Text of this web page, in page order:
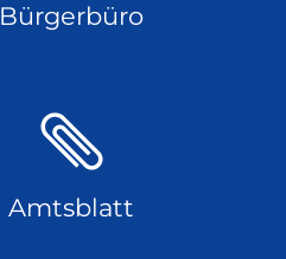
Bürgerbüro
Amtsblatt